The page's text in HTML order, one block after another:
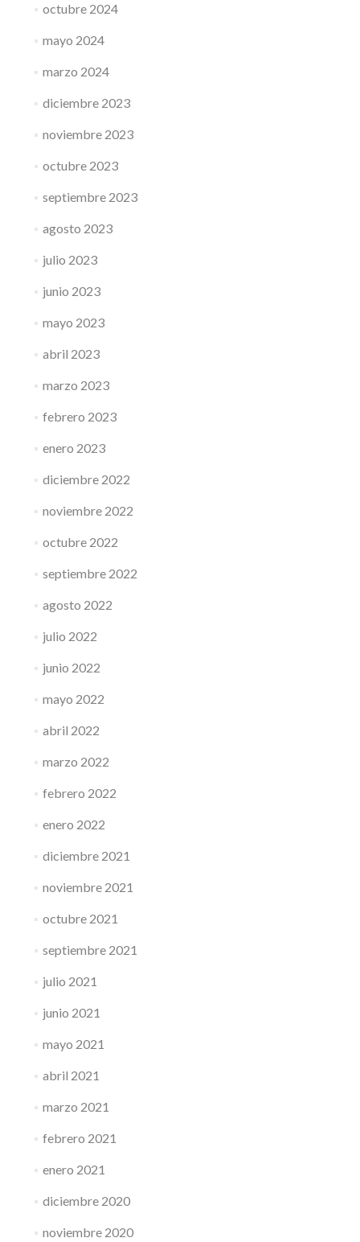
octubre 2024
mayo 2024
marzo 2024
diciembre 2023
noviembre 2023
octubre 2023
septiembre 2023
agosto 2023
julio 2023
junio 2023
mayo 2023
abril 2023
marzo 2023
febrero 2023
enero 2023
diciembre 2022
noviembre 2022
octubre 2022
septiembre 2022
agosto 2022
julio 2022
junio 2022
mayo 2022
abril 2022
marzo 2022
febrero 2022
enero 2022
diciembre 2021
noviembre 2021
octubre 2021
septiembre 2021
julio 2021
junio 2021
mayo 2021
abril 2021
marzo 2021
febrero 2021
enero 2021
diciembre 2020
noviembre 2020